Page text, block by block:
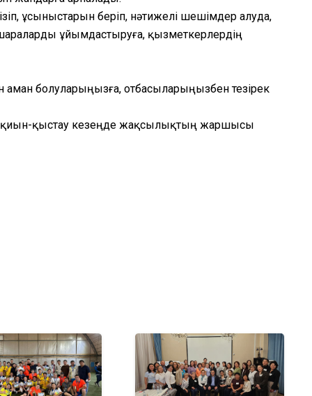
ұсыныстарын беріп, нәтижелі шешімдер алуда,
ұйымдастыруға, қызметкерлердің
аман болуларыңызға, отбасыларыңызбен тезірек
қиын-қыстау кезеңде жақсылықтың жаршысы